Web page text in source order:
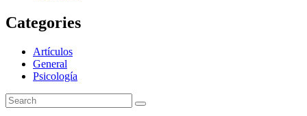
Categories
Artículos
General
Psicología